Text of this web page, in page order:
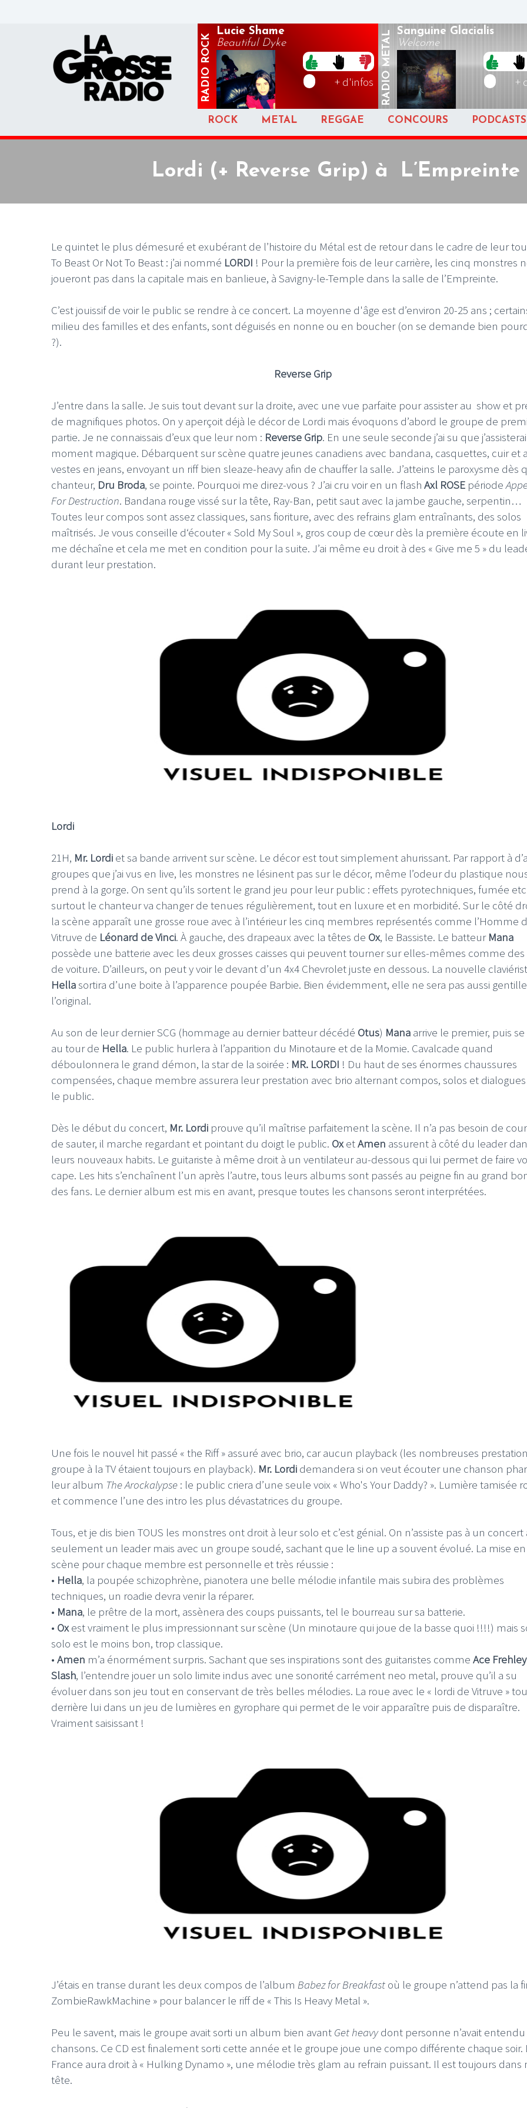
RADIO
ROCK
Lucie Shame
Beautiful Dyke
+ d'infos RADIO
METAL Sanguine Glacialis
Welcome
+
ROCK METAL REGGAE CONCOURS PODCASTS
Lordi (+ Reverse Grip) à L’Empreinte
Le quintet le plus démesuré et exubérant de l’histoire du Métal est de retour dans le cadre de leur
To Beast Or Not To Beast : j’ai nommé LORDI ! Pour la première fois de leur carrière, les cinq monstres
joueront pas dans la capitale mais en banlieue, à Savigny-le-Temple dans la salle de l’Empreinte.
C’est jouissif de voir le public se rendre à ce concert. La moyenne d'âge est d’environ 20-25 ans ;
milieu des familles et des enfants, sont déguisés en nonne ou en boucher (on se demande bien
?).
Reverse Grip
J’entre dans la salle. Je suis tout devant sur la droite, avec une vue parfaite pour assister au show et
de magnifiques photos. On y aperçoit déjà le décor de Lordi mais évoquons d’abord le groupe de
partie. Je ne connaissais d’eux que leur nom : Reverse Grip. En une seule seconde j’ai su que
moment magique. Débarquent sur scène quatre jeunes canadiens avec bandana, casquettes, cuir et
vestes en jeans, envoyant un riff bien sleaze-heavy afin de chauffer la salle. J’atteins le paroxysme dès
chanteur, Dru Broda, se pointe. Pourquoi me direz-vous ? J’ai cru voir en un flash Axl ROSE période
For Destruction. Bandana rouge vissé sur la tête, Ray-Ban, petit saut avec la jambe gauche, serpentin…
Toutes leur compos sont assez classiques, sans fioriture, avec des refrains glam entraînants, des solos
maîtrisés. Je vous conseille d‘écouter « Sold My Soul », gros coup de cœur dès la première écoute en
me déchaîne et cela me met en condition pour la suite. J’ai même eu droit à des « Give me 5 » du
durant leur prestation.
Lordi
21H, Mr. Lordi et sa bande arrivent sur scène. Le décor est tout simplement ahurissant. Par rapport à
groupes que j’ai vus en live, les monstres ne lésinent pas sur le décor, même l’odeur du plastique
prend à la gorge. On sent qu’ils sortent le grand jeu pour leur public : effets pyrotechniques, fumée
surtout le chanteur va changer de tenues régulièrement, tout en luxure et en morbidité. Sur le côté
la scène apparaît une grosse roue avec à l’intérieur les cinq membres représentés comme l’Homme
Vitruve de Léonard de Vinci. À gauche, des drapeaux avec la têtes de Ox, le Bassiste. Le batteur Mana
possède une batterie avec les deux grosses caisses qui peuvent tourner sur elles-mêmes comme des
de voiture. D’ailleurs, on peut y voir le devant d’un 4x4 Chevrolet juste en dessous. La nouvelle
Hellasortira d’une boite à l’apparence poupée Barbie. Bien évidemment, elle ne sera pas aussi
l’original.
Au son de leur dernier SCG (hommage au dernier batteur décédé Otus) Mana arrive le premier, puis se
au tour de Hella. Le public hurlera à l’apparition du Minotaure et de la Momie. Cavalcade quand
déboulonnera le grand démon, la star de la soirée : MR. LORDI ! Du haut de ses énormes chaussures
compensées, chaque membre assurera leur prestation avec brio alternant compos, solos et dialogues
le public.
Dès le début du concert, Mr. Lordi prouve qu’il maîtrise parfaitement la scène. Il n’a pas besoin de
de sauter, il marche regardant et pointant du doigt le public. OxetAmen assurent à côté du leader
leurs nouveaux habits. Le guitariste à même droit à un ventilateur au-dessous qui lui permet de faire
cape. Les hits s’enchaînent l’un après l’autre, tous leurs albums sont passés au peigne fin au grand
des fans. Le dernier album est mis en avant, presque toutes les chansons seront interprétées.
Une fois le nouvel hit passé « the Riff » assuré avec brio, car aucun playback (les nombreuses
groupe à la TV étaient toujours en playback). Mr. Lordi demandera si on veut écouter une chanson
leur album The Arockalypse : le public criera d’une seule voix « Who's Your Daddy? ». Lumière tamisée
et commence l’une des intro les plus dévastatrices du groupe.
Tous, et je dis bien TOUS les monstres ont droit à leur solo et c’est génial. On n’assiste pas à un concert
seulement un leader mais avec un groupe soudé, sachant que le line up a souvent évolué. La mise en
scène pour chaque membre est personnelle et très réussie :
• Hella, la poupée schizophrène, pianotera une belle mélodie infantile mais subira des problèmes
techniques, un roadie devra venir la réparer.
• Mana, le prêtre de la mort, assènera des coups puissants, tel le bourreau sur sa batterie.
• Oxest vraiment le plus impressionnant sur scène (Un minotaure qui joue de la basse quoi !!!!) mais
solo est le moins bon, trop classique.
• Amen m’a énormément surpris. Sachant que ses inspirations sont des guitaristes comme Ace Frehley
Slash, l’entendre jouer un solo limite indus avec une sonorité carrément neo metal, prouve qu’il a su
évoluer dans son jeu tout en conservant de très belles mélodies. La roue avec le « lordi de Vitruve »
derrière lui dans un jeu de lumières en gyrophare qui permet de le voir apparaître puis de disparaître.
Vraiment saisissant !
J’étais en transe durant les deux compos de l’album Babez for Breakfast où le groupe n’attend pas la
ZombieRawkMachine » pour balancer le riff de « This Is Heavy Metal ».
Peu le savent, mais le groupe avait sorti un album bien avant Get heavydont personne n’avait entendu
chansons. Ce CD est finalement sorti cette année et le groupe joue une compo différente chaque soir.
France aura droit à « Hulking Dynamo », une mélodie très glam au refrain puissant. Il est toujours dans
tête.
LE GROS RIFFIFI
LE GROS RIFFIFI –
Christmas Riffifi 2025 !!!
LE GROS RIFFIFI
LE GROS RIFFIFI –
The Covers !!!